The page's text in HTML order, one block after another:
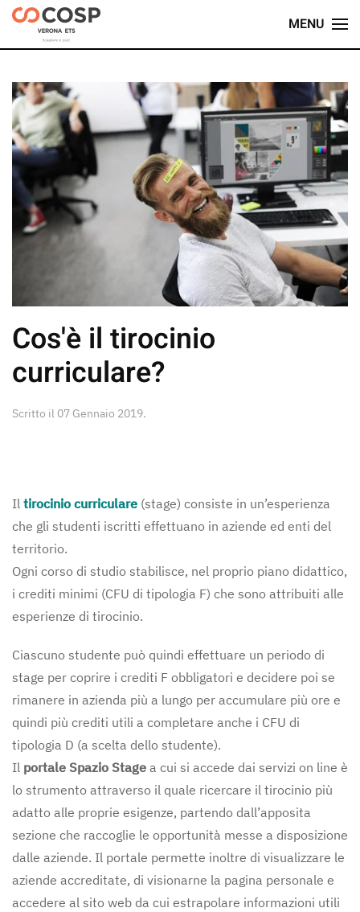
Skip
main
content
MENU
Cos'è il tirocinio
curriculare?
Scritto il 07 Gennaio 2019.
Il tirocinio curriculare (stage) consiste in un’esperienza
che gli studenti iscritti effettuano in aziende ed enti del
territorio.
Ogni corso di studio stabilisce, nel proprio piano didattico,
i crediti minimi (CFU di tipologia F) che sono attribuiti alle
esperienze di tirocinio.
Ciascuno studente può quindi effettuare un periodo di
stage per coprire i crediti F obbligatori e decidere poi se
rimanere in azienda più a lungo per accumulare più ore e
quindi più crediti utili a completare anche i CFU di
tipologia D (a scelta dello studente).
Il portale Spazio Stage a cui si accede dai servizi on line è
lo strumento attraverso il quale ricercare il tirocinio più
adatto alle proprie esigenze, partendo dall’apposita
sezione che raccoglie le opportunità messe a disposizione
dalle aziende. Il portale permette inoltre di visualizzare le
aziende accreditate, di visionarne la pagina personale e
accedere al sito web da cui estrapolare informazioni utili